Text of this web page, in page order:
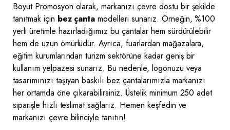
Boyut Promosyon olarak, markanızı çevre dostu bir şekilde
tanıtmak için bez çanta modelleri sunarız. Örneğin, %100
yerli üretimle hazırladığımız bu çantalar hem sürdürülebilir
hem de uzun ömürlüdür. Ayrıca, fuarlardan mağazalara,
eğitim kurumlarından turizm sektörüne kadar geniş bir
kullanım yelpazesi sunarız. Bu nedenle, logonuzu veya
tasarımınızı taşıyan baskılı bez çantalarımızla markanızı
her ortamda öne çıkarabilirsiniz. Üstelik minimum 250 adet
siparişle hızlı teslimat sağlarız. Hemen keşfedin ve
markanızı çevre bilinciyle tanıtın!